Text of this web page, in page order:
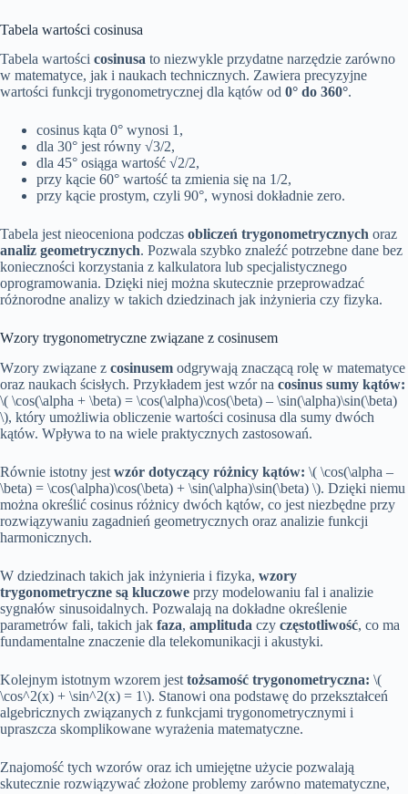
Tabela wartości cosinusa
Tabela wartości cosinusa to niezwykle przydatne narzędzie zarówno
w matematyce, jak i naukach technicznych. Zawiera precyzyjne
wartości funkcji trygonometrycznej dla kątów od 0° do 360°.
cosinus kąta 0° wynosi 1,
dla 30° jest równy √3/2,
dla 45° osiąga wartość √2/2,
przy kącie 60° wartość ta zmienia się na 1/2,
przy kącie prostym, czyli 90°, wynosi dokładnie zero.
Tabela jest nieoceniona podczas obliczeń trygonometrycznych oraz
analiz geometrycznych. Pozwala szybko znaleźć potrzebne dane bez
konieczności korzystania z kalkulatora lub specjalistycznego
oprogramowania. Dzięki niej można skutecznie przeprowadzać
różnorodne analizy w takich dziedzinach jak inżynieria czy fizyka.
Wzory trygonometryczne związane z cosinusem
Wzory związane z cosinusem odgrywają znaczącą rolę w matematyce
oraz naukach ścisłych. Przykładem jest wzór na cosinus sumy kątów:
\( \cos(\alpha + \beta) = \cos(\alpha)\cos(\beta) – \sin(\alpha)\sin(\beta)
\), który umożliwia obliczenie wartości cosinusa dla sumy dwóch
kątów. Wpływa to na wiele praktycznych zastosowań.
Równie istotny jest wzór dotyczący różnicy kątów: \( \cos(\alpha –
\beta) = \cos(\alpha)\cos(\beta) + \sin(\alpha)\sin(\beta) \). Dzięki niemu
można określić cosinus różnicy dwóch kątów, co jest niezbędne przy
rozwiązywaniu zagadnień geometrycznych oraz analizie funkcji
harmonicznych.
W dziedzinach takich jak inżynieria i fizyka, wzory
trygonometryczne są kluczowe przy modelowaniu fal i analizie
sygnałów sinusoidalnych. Pozwalają na dokładne określenie
parametrów fali, takich jak faza, amplituda czy częstotliwość, co ma
fundamentalne znaczenie dla telekomunikacji i akustyki.
Kolejnym istotnym wzorem jest tożsamość trygonometryczna: \(
\cos^2(x) + \sin^2(x) = 1\). Stanowi ona podstawę do przekształceń
algebricznych związanych z funkcjami trygonometrycznymi i
upraszcza skomplikowane wyrażenia matematyczne.
Znajomość tych wzorów oraz ich umiejętne użycie pozwalają
skutecznie rozwiązywać złożone problemy zarówno matematyczne,